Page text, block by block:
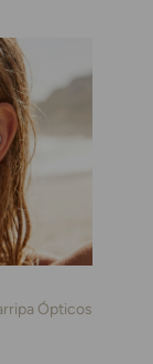
Ópticos